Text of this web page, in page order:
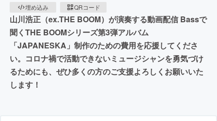
埋め込み
QRコード
山川浩正（ex.THE BOOM）が演奏する動画配信 Bassで
聞くTHE BOOMシリーズ第3弾アルバム
「JAPANESKA」制作のための費用を応援してくださ
い。コロナ禍で活動できないミュージシャンを勇気づけ
るためにも、ぜひ多くの方のご支援よろしくお願いいた
します！